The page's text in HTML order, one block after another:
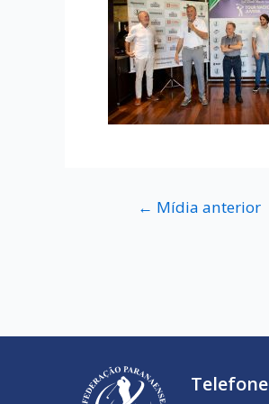
← Mídia anterior
Telefone